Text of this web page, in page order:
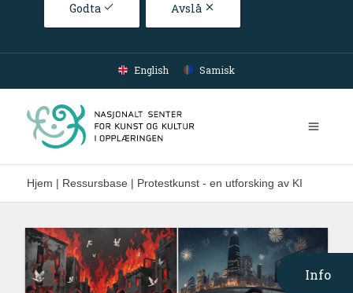
Godta Avslå
Gå til hovedinnhold
English Samisk
Hjem | Ressursbase | Protestkunst - en utforsking av KI
Info